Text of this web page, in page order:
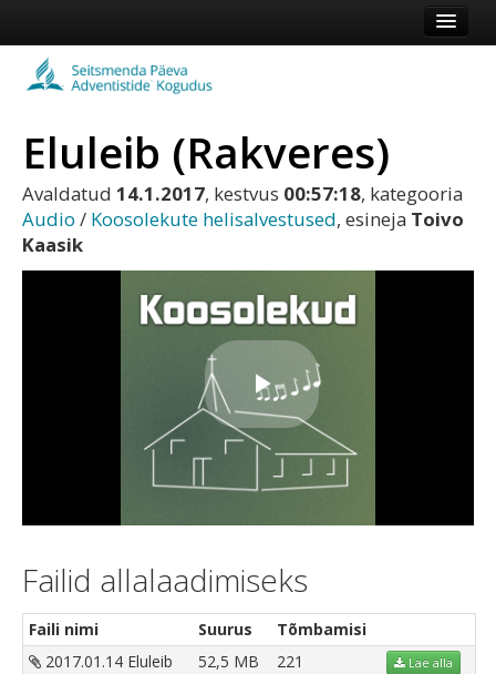
Koduleht
Vaata veel
Eluleib (Rakveres)
Avaldatud 14.1.2017, kestvus 00:57:18, kategooria
Audio / Koosolekute helisalvestused, esineja Toivo
Kaasik
Play
Video
Failid allalaadimiseks
Faili nimi Suurus
Tõmbamisi
2017.01.14 Eluleib
52,5 MB 221 Lae alla